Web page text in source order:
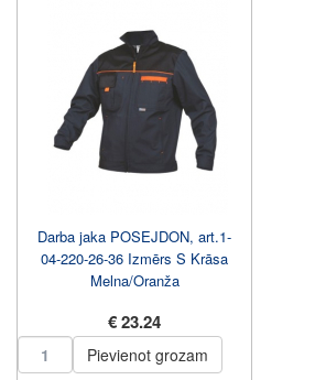
Darba jaka POSEJDON, art.1-
04-220-26-36 Izmērs S Krāsa
Melna/Oranža
€ 23.24
Pievienot grozam